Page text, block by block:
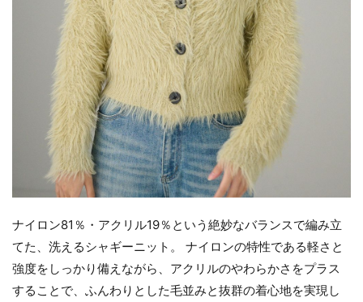
ナイロン81％・アクリル19％という絶妙なバランスで編み立
てた、洗えるシャギーニット。 ナイロンの特性である軽さと
強度をしっかり備えながら、アクリルのやわらかさをプラス
することで、ふんわりとした毛並みと抜群の着心地を実現し